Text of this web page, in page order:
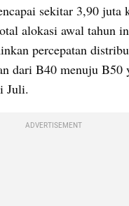
sekitar 3,90 juta
alokasi awal tahun
percepatan
dari B40 menuju B50
Juli.
ADVERTISEMENT